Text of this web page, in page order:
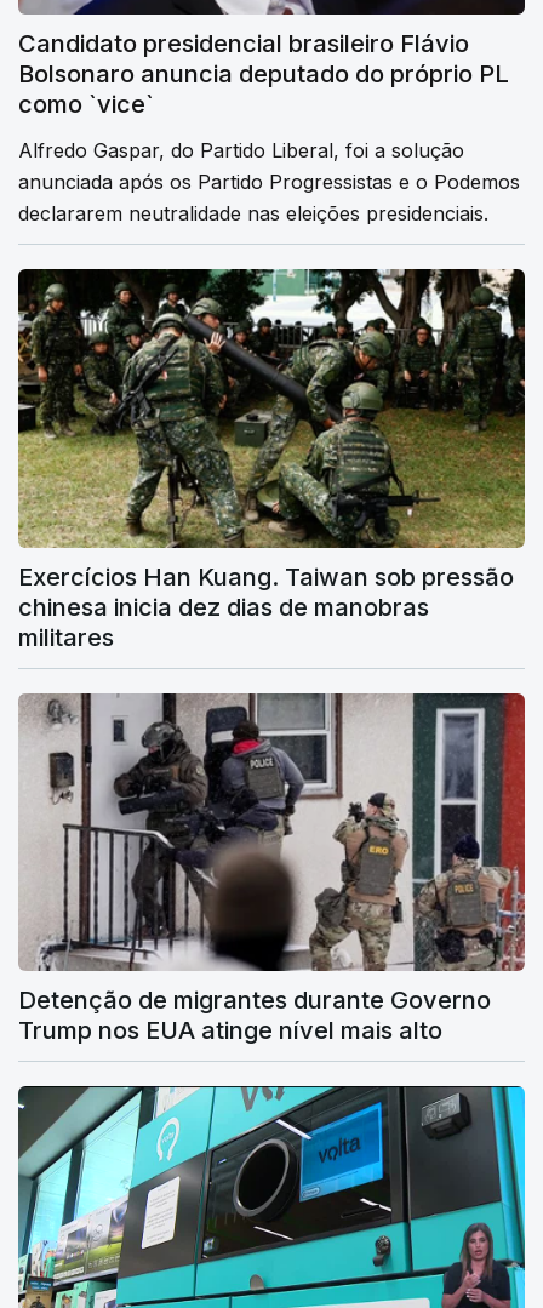
Candidato presidencial brasileiro Flávio
Bolsonaro anuncia deputado do próprio PL
como `vice`
Alfredo Gaspar, do Partido Liberal, foi a solução
anunciada após os Partido Progressistas e o Podemos
declararem neutralidade nas eleições presidenciais.
Exercícios Han Kuang. Taiwan sob pressão
chinesa inicia dez dias de manobras
militares
Detenção de migrantes durante Governo
Trump nos EUA atinge nível mais alto